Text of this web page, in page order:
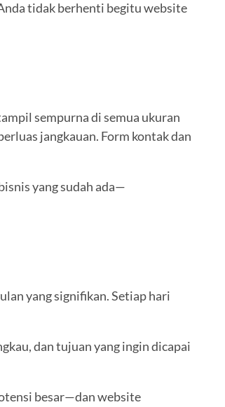
tidak berhenti begitu website
sempurna di semua ukuran
jangkauan. Form kontak dan
yang sudah ada—
yang signifikan. Setiap hari
dan tujuan yang ingin dicapai
besar—dan website